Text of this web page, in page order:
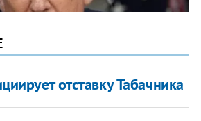
отставку Табачника